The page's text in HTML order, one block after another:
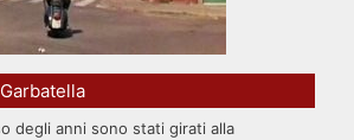
degli anni sono stati girati alla